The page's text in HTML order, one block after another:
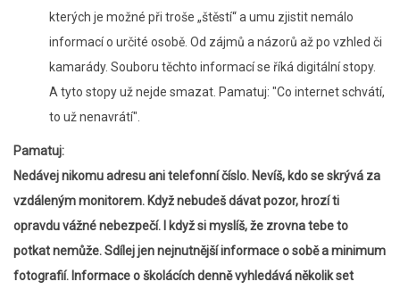
kterých je možné při troše „štěstí“ a umu zjistit nemálo
informací o určité osobě. Od zájmů a názorů až po vzhled či
kamarády. Souboru těchto informací se říká digitální stopy.
A tyto stopy už nejde smazat. Pamatuj: "Co internet schvátí,
to už nenavrátí".
Pamatuj:
Nedávej nikomu adresu ani telefonní číslo. Nevíš, kdo se skrývá za
vzdáleným monitorem. Když nebudeš dávat pozor, hrozí ti
opravdu vážné nebezpečí. I když si myslíš, že zrovna tebe to
potkat nemůže. Sdílej jen nejnutnější informace o sobě a minimum
fotografií. Informace o školácích denně vyhledává několik set